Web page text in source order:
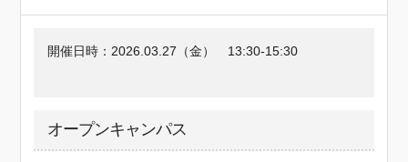
開催日時： 2026.03.27（金） 13:30-15:30
オープンキャンパス